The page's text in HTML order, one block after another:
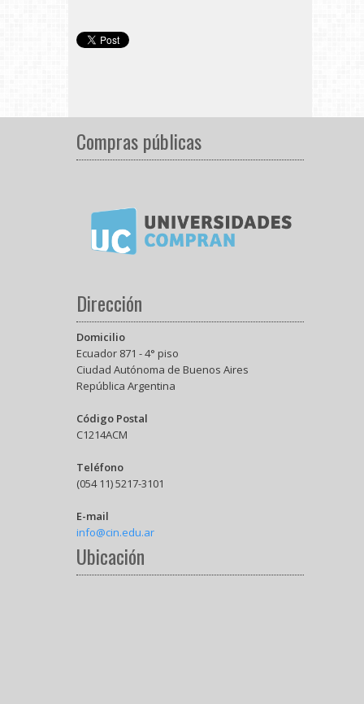
Compras públicas
Dirección
Domicilio
Ecuador 871 - 4° piso
Ciudad Autónoma de Buenos Aires
República Argentina
Código Postal
C1214ACM
Teléfono
(054 11) 5217-3101
E-mail
info@cin.edu.ar
Ubicación